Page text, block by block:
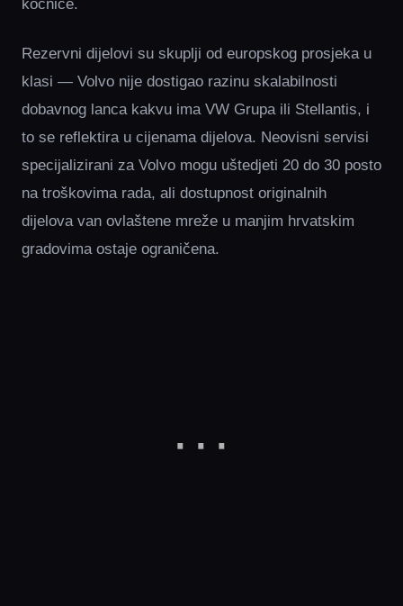
kočnice.
Rezervni dijelovi su skuplji od europskog prosjeka u
klasi — Volvo nije dostigao razinu skalabilnosti
dobavnog lanca kakvu ima VW Grupa ili Stellantis, i
to se reflektira u cijenama dijelova. Neovisni servisi
specijalizirani za Volvo mogu uštedjeti 20 do 30 posto
na troškovima rada, ali dostupnost originalnih
dijelova van ovlaštene mreže u manjim hrvatskim
gradovima ostaje ograničena.